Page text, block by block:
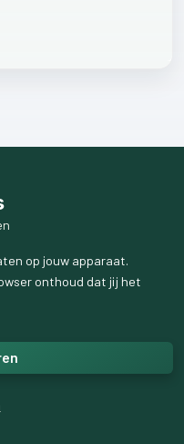
op jouw apparaat.
onthoud dat jij het